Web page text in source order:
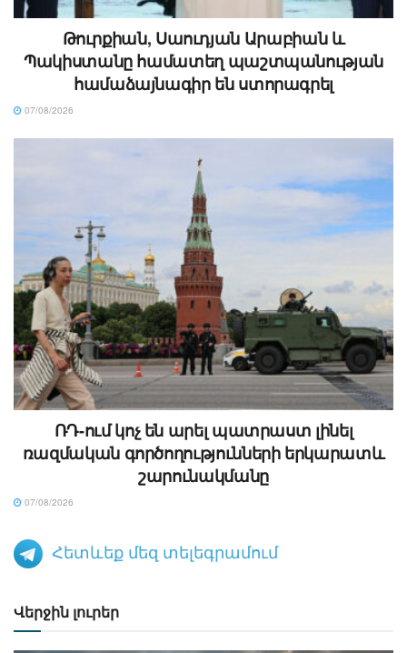
Թուրքիան, Սաուդյան Արաբիան և
Պակիստանը համատեղ պաշտպանության
համաձայնագիր են ստորագրել
07/08/2026
ՌԴ-ում կոչ են արել պատրաստ լինել
ռազմական գործողությունների երկարատև
շարունակմանը
07/08/2026
Հետևեք մեզ տելեգրամում
Վերջին լուրեր